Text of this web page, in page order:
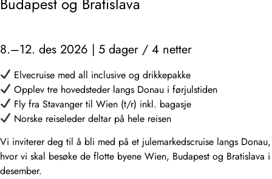
8.–12. des 2026 | 5 dager / 4 netter
Elvecruise med all inclusive og drikkepakke
Opplev tre hovedsteder langs Donau i førjulstiden
Fly fra Stavanger til Wien (t/r) inkl. bagasje
Norske reiseleder deltar på hele reisen
Vi inviterer deg til å bli med på et julemarkedscruise langs Donau,
hvor vi skal besøke de flotte byene Wien, Budapest og Bratislava i
desember.